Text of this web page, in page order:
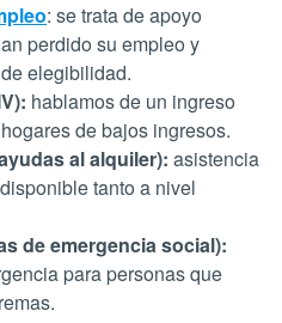
: se trata de apoyo
perdido su empleo y
elegibilidad.
hablamos de un ingreso
de bajos ingresos.
al alquiler): asistencia
tanto a nivel
de emergencia social):
para personas que